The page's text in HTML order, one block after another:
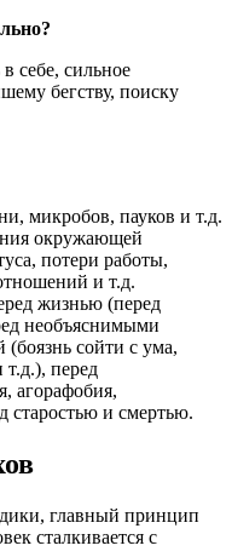
себе, сильное
бегству, поиску
микробов, пауков и т.д.
окружающей
потери работы,
и т.д.
жизнью (перед
необъяснимыми
(боязнь сойти с ума,
т.д.), перед
агорафобия,
старостью и смертью.
главный принцип
сталкивается с